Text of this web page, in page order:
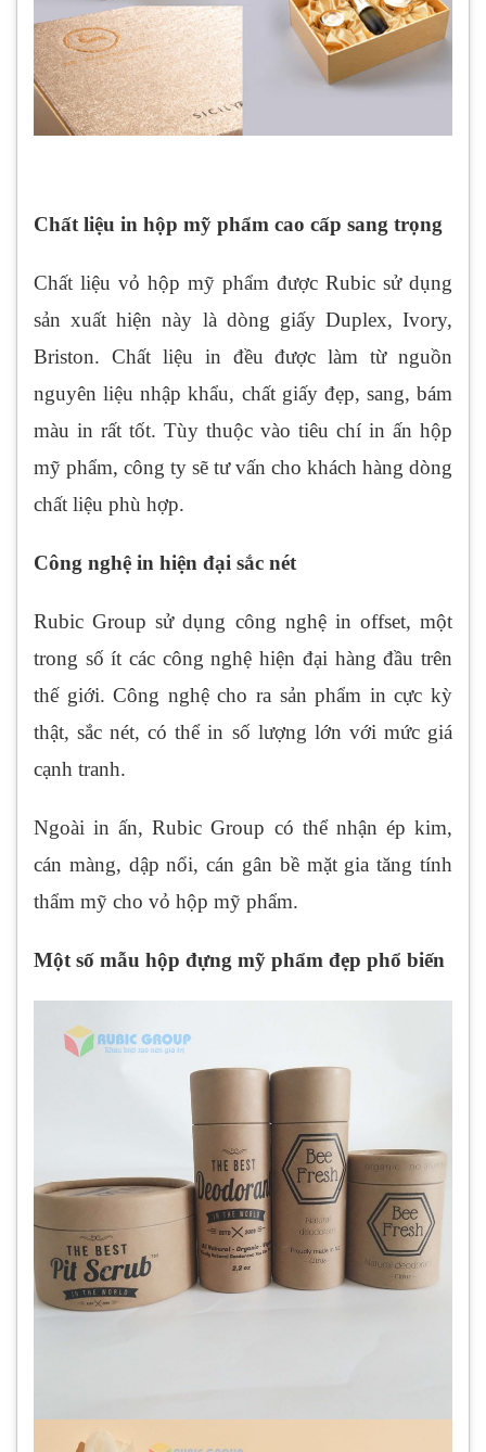
Chất liệu in hộp mỹ phẩm cao cấp sang trọng
Chất liệu vỏ hộp mỹ phẩm được Rubic sử dụng
sản xuất hiện này là dòng giấy Duplex, Ivory,
Briston. Chất liệu in đều được làm từ nguồn
nguyên liệu nhập khẩu, chất giấy đẹp, sang, bám
màu in rất tốt. Tùy thuộc vào tiêu chí in ấn hộp
mỹ phẩm, công ty sẽ tư vấn cho khách hàng dòng
chất liệu phù hợp.
Công nghệ in hiện đại sắc nét
Rubic Group sử dụng công nghệ in offset, một
trong số ít các công nghệ hiện đại hàng đầu trên
thế giới. Công nghệ cho ra sản phẩm in cực kỳ
thật, sắc nét, có thể in số lượng lớn với mức giá
cạnh tranh.
Ngoài in ấn, Rubic Group có thể nhận ép kim,
cán màng, dập nổi, cán gân bề mặt gia tăng tính
thẩm mỹ cho vỏ hộp mỹ phẩm.
Một số mẫu hộp đựng mỹ phẩm đẹp phổ biến